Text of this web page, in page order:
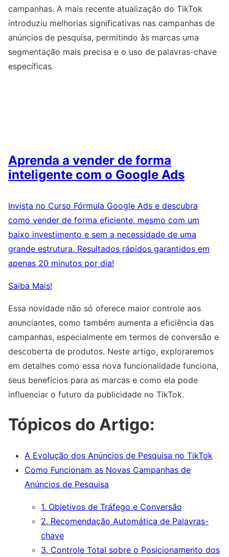
campanhas. A mais recente atualização do TikTok
introduziu melhorias significativas nas campanhas de
anúncios de pesquisa, permitindo às marcas uma
segmentação mais precisa e o uso de palavras-chave
específicas.
Aprenda a vender de forma
inteligente com o Google Ads
Invista no Curso Fórmula Google Ads e descubra
como vender de forma eficiente, mesmo com um
baixo investimento e sem a necessidade de uma
grande estrutura. Resultados rápidos garantidos em
apenas 20 minutos por dia!
Saiba Mais!
Essa novidade não só oferece maior controle aos
anunciantes, como também aumenta a eficiência das
campanhas, especialmente em termos de conversão e
descoberta de produtos. Neste artigo, exploraremos
em detalhes como essa nova funcionalidade funciona,
seus benefícios para as marcas e como ela pode
influenciar o futuro da publicidade no TikTok.
Tópicos do Artigo:
A Evolução dos Anúncios de Pesquisa no TikTok
Como Funcionam as Novas Campanhas de
Anúncios de Pesquisa
1. Objetivos de Tráfego e Conversão
2. Recomendação Automática de Palavras-
chave
3. Controle Total sobre o Posicionamento dos